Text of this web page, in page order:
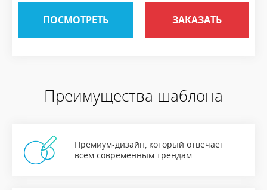
ПОСМОТРЕТЬ ЗАКАЗАТЬ
Преимущества шаблона
Премиум-дизайн, который отвечает
всем современным трендам